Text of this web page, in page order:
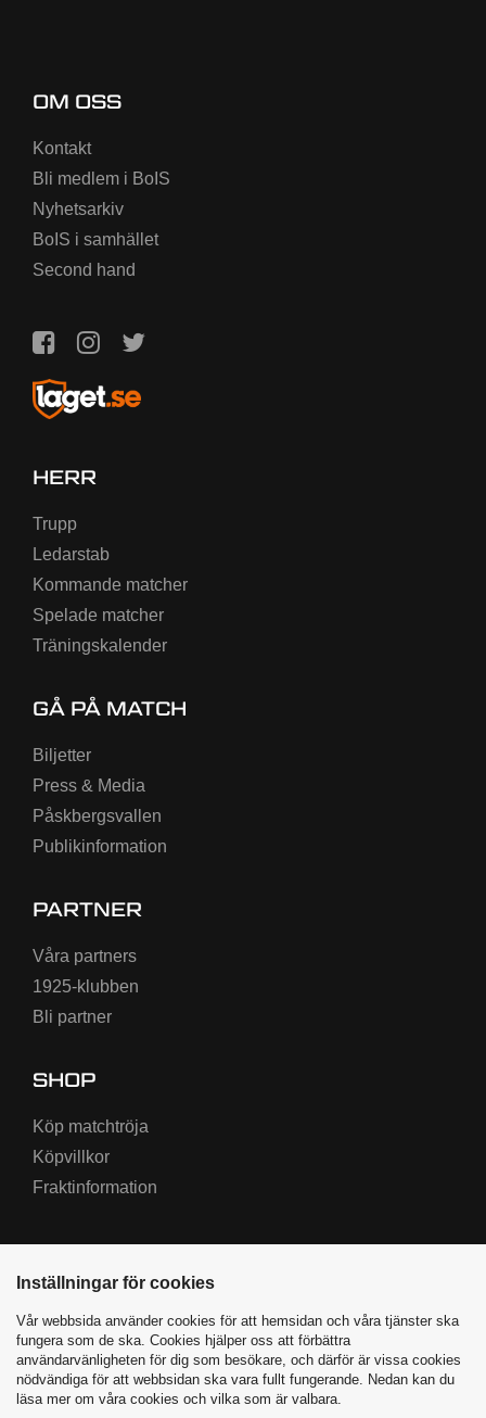
OM OSS
Kontakt
Bli medlem i BoIS
Nyhetsarkiv
BoIS i samhället
Second hand
HERR
Trupp
Ledarstab
Kommande matcher
Spelade matcher
Träningskalender
GÅ PÅ MATCH
Biljetter
Press & Media
Påskbergsvallen
Publikinformation
PARTNER
Våra partners
1925-klubben
Bli partner
SHOP
Köp matchtröja
Köpvillkor
Fraktinformation
Varbergs BoIS © 2026 |
Inställningar för cookies
Vår webbsida använder cookies för att hemsidan och våra tjänster ska
fungera som de ska. Cookies hjälper oss att förbättra
användarvänligheten för dig som besökare, och därför är vissa cookies
nödvändiga för att webbsidan ska vara fullt fungerande. Nedan kan du
läsa mer om våra cookies och vilka som är valbara.